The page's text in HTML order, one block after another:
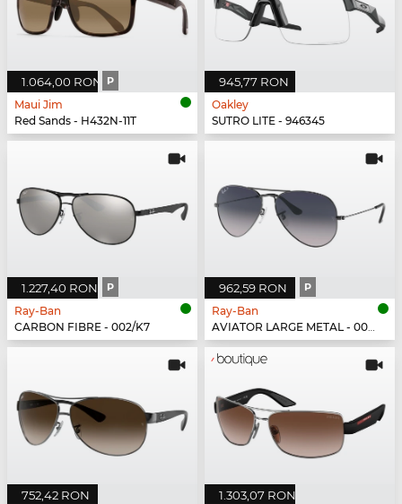
1.064,00 RON P
Maui Jim
Red Sands - H432N-11T
945,77 RON
Oakley
SUTRO LITE - 946345
1.227,40 RON P
Ray-Ban
CARBON FIBRE - 002/K7
962,59 RON P
Ray-Ban
AVIATOR LARGE METAL - 004/78
752,42 RON 1.303,07 RON